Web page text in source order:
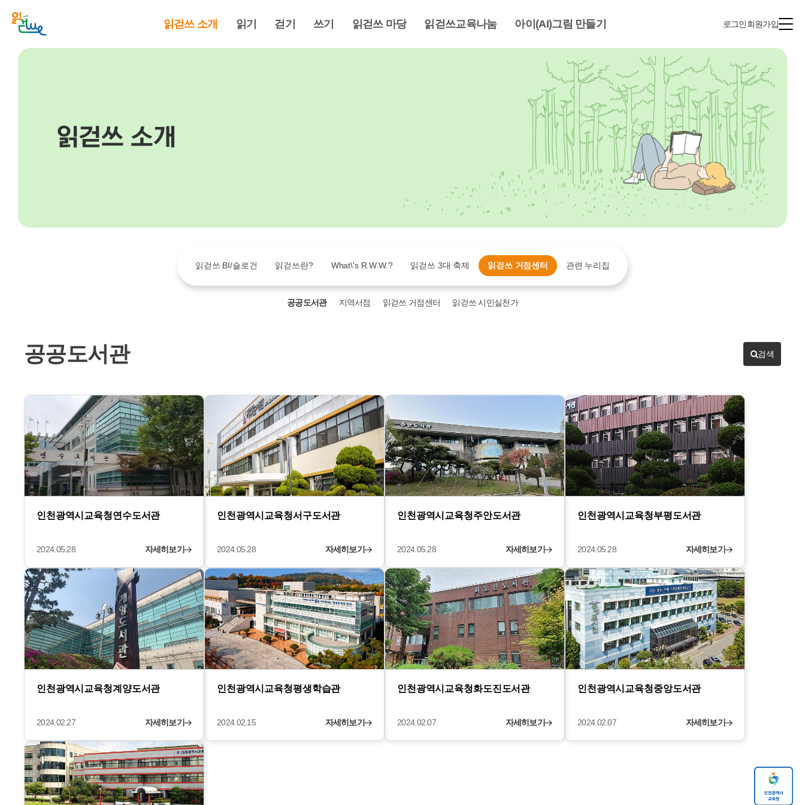
읽걷쓰 소개 읽기 걷기 쓰기 읽걷쓰 마당 읽걷쓰교육나눔 아이(AI)그림 만들기 로그인회원가입
읽걷쓰 소개
읽걷쓰 BI/슬로건 읽걷쓰란? What\'s R.W.W.? 읽걷쓰 3대 축제 읽걷쓰 거점센터 관련 누리집
공공도서관 지역서점 읽걷쓰 거점센터 읽걷쓰 시민실천가
공공도서관 검색
인천광역시교육청연수도서관
2024.05.28 자세히보기
인천광역시교육청서구도서관
2024.05.28 자세히보기
인천광역시교육청주안도서관
2024.05.28 자세히보기
인천광역시교육청부평도서관
2024.05.28 자세히보기
인천광역시교육청계양도서관
2024.02.27 자세히보기
인천광역시교육청평생학습관
2024.02.15 자세히보기
인천광역시교육청화도진도서관
2024.02.07 자세히보기
인천광역시교육청중앙도서관
2024.02.07 자세히보기